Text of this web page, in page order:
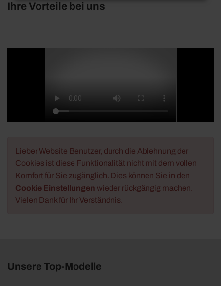
Ihre Vorteile bei uns
Lieber Website Benutzer, durch die Ablehnung der
Cookies ist diese Funktionalität nicht mit dem vollen
Komfort für Sie zugänglich. Dies können Sie in den
Cookie Einstellungen wieder rückgängig machen.
Vielen Dank für Ihr Verständnis.
Unsere Top-Modelle